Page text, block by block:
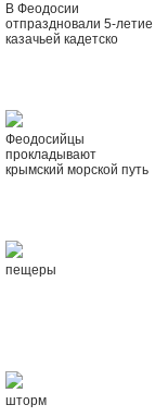
В Феодосии
отпраздновали 5-летие
казачьей кадетско
Феодосийцы
прокладывают
крымский морской путь
пещеры
шторм